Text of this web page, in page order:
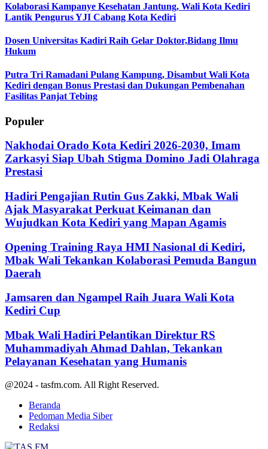
Kolaborasi Kampanye Kesehatan Jantung, Wali Kota Kediri
Lantik Pengurus YJI Cabang Kota Kediri
Dosen Universitas Kadiri Raih Gelar Doktor,Bidang Ilmu
Hukum
Putra Tri Ramadani Pulang Kampung, Disambut Wali Kota
Kediri dengan Bonus Prestasi dan Dukungan Pembenahan
Fasilitas Panjat Tebing
Populer
Nakhodai Orado Kota Kediri 2026-2030, Imam
Zarkasyi Siap Ubah Stigma Domino Jadi Olahraga
Prestasi
Hadiri Pengajian Rutin Gus Zakki, Mbak Wali
Ajak Masyarakat Perkuat Keimanan dan
Wujudkan Kota Kediri yang Mapan Agamis
Opening Training Raya HMI Nasional di Kediri,
Mbak Wali Tekankan Kolaborasi Pemuda Bangun
Daerah
Jamsaren dan Ngampel Raih Juara Wali Kota
Kediri Cup
Mbak Wali Hadiri Pelantikan Direktur RS
Muhammadiyah Ahmad Dahlan, Tekankan
Pelayanan Kesehatan yang Humanis
@2024 - tasfm.com. All Right Reserved.
Beranda
Pedoman Media Siber
Redaksi